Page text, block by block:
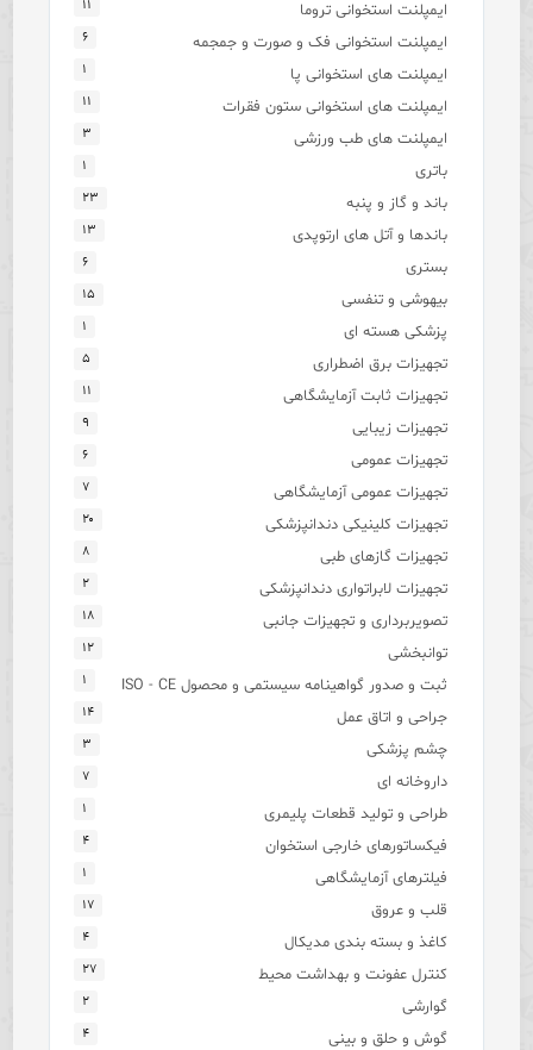
ایمپلنت استخوانی تروما ۱۱
ایمپلنت استخوانی فک و صورت و جمجمه ۶
ایمپلنت های استخوانی پا ۱
ایمپلنت های استخوانی ستون فقرات ۱۱
ایمپلنت های طب ورزشی ۳
باتری ۱
باند و گاز و پنبه ۲۳
باندها و آتل های ارتوپدی ۱۳
بستری ۶
بیهوشی و تنفسی ۱۵
پزشکی هسته ای ۱
تجهیزات برق اضطراری ۵
تجهیزات ثابت آزمایشگاهی ۱۱
تجهیزات زیبایی ۹
تجهیزات عمومی ۶
تجهیزات عمومی آزمایشگاهی ۷
تجهیزات کلینیکی دندانپزشکی ۲۰
تجهیزات گازهای طبی ۸
تجهیزات لابراتواری دندانپزشکی ۲
تصویربرداری و تجهیزات جانبی ۱۸
توانبخشی ۱۲
ثبت و صدور گواهینامه سیستمی و محصول ISO - CE ۱
جراحی و اتاق عمل ۱۴
چشم پزشکی ۳
داروخانه ای ۷
طراحی و تولید قطعات پلیمری ۱
فیکساتورهای خارجی استخوان ۴
فیلترهای آزمایشگاهی ۱
قلب و عروق ۱۷
کاغذ و بسته بندی مدیکال ۴
کنترل عفونت و بهداشت محیط ۲۷
گوارشی ۲
گوش و حلق و بینی ۴